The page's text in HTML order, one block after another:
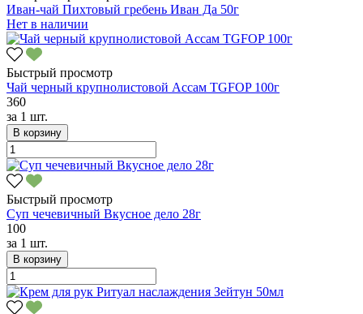
Иван-чай Пихтовый гребень Иван Да 50г
Нет в наличии
Быстрый просмотр
Чай черный крупнолистовой Ассам TGFOP 100г
360
за 1 шт.
В корзину
Быстрый просмотр
Суп чечевичный Вкусное дело 28г
100
за 1 шт.
В корзину